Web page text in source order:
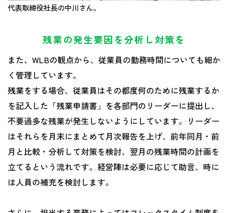
代表取締役社長の中川さん。
残業の発生要因を分析し対策を
また、WLBの観点から、従業員の勤務時間についても細か
く管理しています。
残業をする場合、従業員はその都度何のために残業するか
を記入した「残業申請書」を各部門のリーダーに提出し、
不要過多な残業が発生しないようにしています。リーダー
はそれらを月末にまとめて月次報告を上げ、前年同月・前
月と比較・分析して対策を検討、翌月の残業時間の計画を
立てるという流れです。経営陣は必要に応じて助言、時に
は人員の補充を検討します。